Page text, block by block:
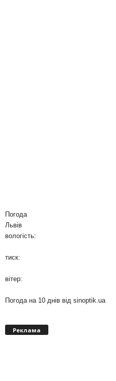
Погода
Львів
вологість:
тиск:
вітер:
Погода на 10 днів від sinoptik.ua
Реклама